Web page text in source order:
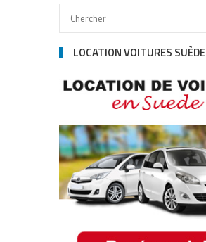
LOCATION VOITURES SUÈDE